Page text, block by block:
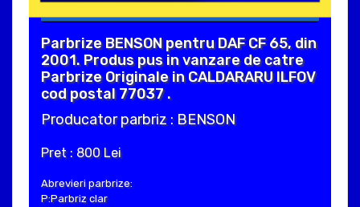
Parbrize BENSON pentru DAF CF 65, din
2001. Produs pus in vanzare de catre
Parbrize Originale in CALDARARU ILFOV
cod postal 77037 .
Producator parbriz : BENSON
Pret : 800 Lei
Abrevieri parbrize:
P:Parbriz clar